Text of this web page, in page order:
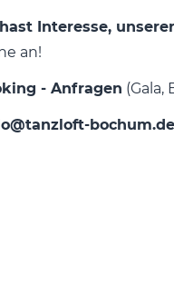
Interesse,
an!
- Anfragen (Gala,